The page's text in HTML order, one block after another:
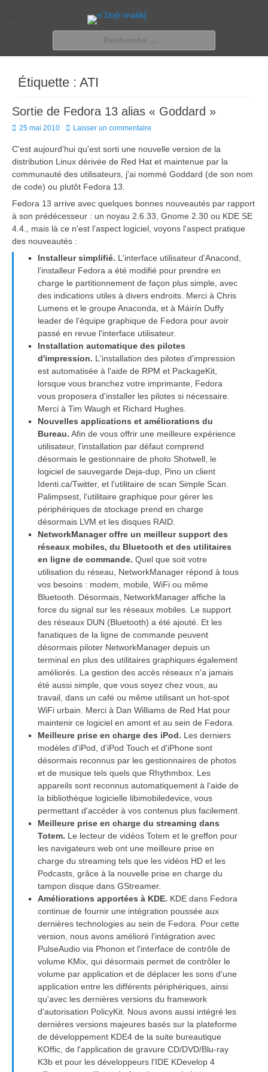
n'1fo[r-matik]
Pour les nymphos d'infos en info…
Étiquette : ATI
Sortie de Fedora 13 alias « Goddard »
Posted
25 mai 2010 Laisser un commentaire
C'est aujourd'hui qu'est sorti une nouvelle version de la
distribution Linux dérivée de Red Hat et maintenue par la
communauté des utilisateurs, j'ai nommé Goddard (de son nom
de code) ou plutôt Fedora 13.
Fedora 13 arrive avec quelques bonnes nouveautés par rapport
à son prédécesseur : un noyau 2.6.33, Gnome 2.30 ou KDE SE
4.4., mais là ce n'est l'aspect logiciel, voyons l'aspect pratique
des nouveautés :
Installeur simplifié. L'interface utilisateur d'Anacond,
l'installeur Fedora a été modifié pour prendre en
charge le partitionnement de façon plus simple, avec
des indications utiles à divers endroits. Merci à Chris
Lumens et le groupe Anaconda, et à Máirín Duffy
leader de l'équipe graphique de Fedora pour avoir
passé en revue l'interface utilisateur.
Installation automatique des pilotes
d'impression. L'installation des pilotes d'impression
est automatisée à l'aide de RPM et PackageKit,
lorsque vous branchez votre imprimante, Fedora
vous proposera d'installer les pilotes si nécessaire.
Merci à Tim Waugh et Richard Hughes.
Nouvelles applications et améliorations du
Bureau. Afin de vous offrir une meilleure expérience
utilisateur, l'installation par défaut comprend
désormais le gestionnaire de photo Shotwell, le
logiciel de sauvegarde Deja-dup, Pino un client
Identi.ca/Twitter, et l'utilitaire de scan Simple Scan.
Palimpsest, l'utilitaire graphique pour gérer les
périphériques de stockage prend en charge
désormais LVM et les disques RAID.
NetworkManager offre un meilleur support des
réseaux mobiles, du Bluetooth et des utilitaires
en ligne de commande. Quel que soit votre
utilisation du réseau, NetworkManager répond à tous
vos besoins : modem, mobile, WiFi ou même
Bluetooth. Désormais, NetworkManager affiche la
force du signal sur les réseaux mobiles. Le support
des réseaux DUN (Bluetooth) a été ajouté. Et les
fanatiques de la ligne de commande peuvent
désormais piloter NetworkManager depuis un
terminal en plus des utilitaires graphiques également
améliorés. La gestion des accès réseaux n'a jamais
été aussi simple, que vous soyez chez vous, au
travail, dans un café ou même utilisant un hot-spot
WiFi urbain. Merci à Dan Williams de Red Hat pour
maintenir ce logiciel en amont et au sein de Fedora.
Meilleure prise en charge des iPod. Les derniers
modèles d'iPod, d'iPod Touch et d'iPhone sont
désormais reconnus par les gestionnaires de photos
et de musique tels quels que Rhythmbox. Les
appareils sont reconnus automatiquement à l'aide de
la bibliothèque logicielle libimobiledevice, vous
permettant d'accéder à vos contenus plus facilement.
Meilleure prise en charge du streaming dans
Totem. Le lecteur de vidéos Totem et le greffon pour
les navigateurs web ont une meilleure prise en
charge du streaming tels que les vidéos HD et les
Podcasts, grâce à la nouvelle prise en charge du
tampon disque dans GStreamer.
Améliorations apportées à KDE. KDE dans Fedora
continue de fournir une intégration poussée aux
dernières technologies au sein de Fedora. Pour cette
version, nous avons amélioré l'intégration avec
PulseAudio via Phonon et l'interface de contrôle de
volume KMix, qui désormais permet de contrôler le
volume par application et de déplacer les sons d'une
application entre les différents périphériques, ainsi
qu'avec les dernières versions du framework
d'autorisation PolicyKit. Nous avons aussi intégré les
dernières versions majeures basés sur la plateforme
de développement KDE4 de la suite bureautique
KOffic, de l'application de gravure CD/DVD/Blu-ray
K3b et pour les développeurs l'IDE KDevelop 4